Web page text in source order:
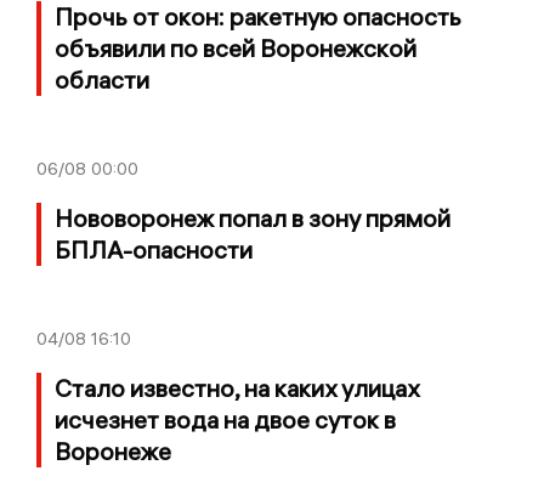
Прочь от окон: ракетную опасность
объявили по всей Воронежской
области
06/08 00:00
Нововоронеж попал в зону прямой
БПЛА-опасности
04/08 16:10
Стало известно, на каких улицах
исчезнет вода на двое суток в
Воронеже